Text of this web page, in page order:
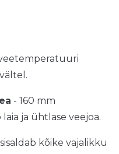
- 160 mm
ja ühtlase veejoa.
kõike vajalikku